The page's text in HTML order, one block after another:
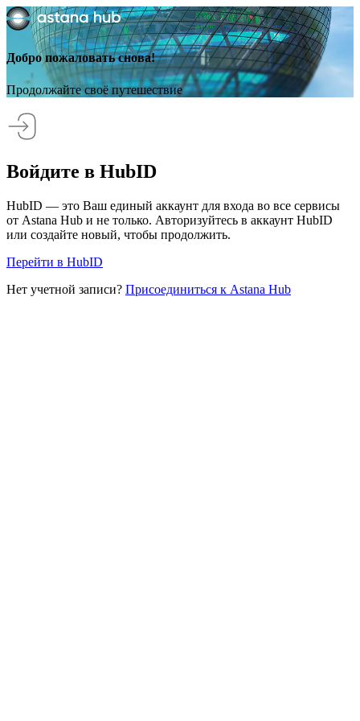
Добро пожаловать снова!
Продолжайте своё путешествие
Войдите в HubID
HubID — это Ваш единый аккаунт для входа во все сервисы
от Astana Hub и не только. Авторизуйтесь в аккаунт HubID
или создайте новый, чтобы продолжить.
Перейти в HubID
Нет учетной записи? Присоединиться к Astana Hub